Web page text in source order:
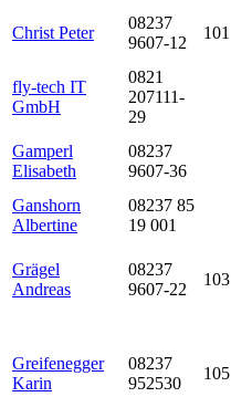
Christ Peter
08237
9607-12
101
fly-tech IT
GmbH
0821
207111-
29
Gamperl
Elisabeth
08237
9607-36
Ganshorn
Albertine
08237 85
19 001
Grägel
Andreas
08237
9607-22
103
Greifenegger
Karin
08237
952530
105